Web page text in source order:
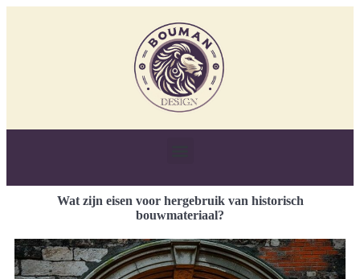
Wat zijn eisen voor hergebruik van historisch
bouwmateriaal?